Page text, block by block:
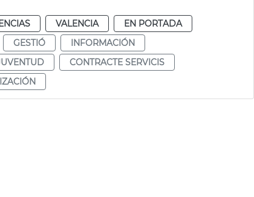
VALENCIA
EN PORTADA
GESTIÓ
INFORMACIÓN
CONTRACTE SERVICIS